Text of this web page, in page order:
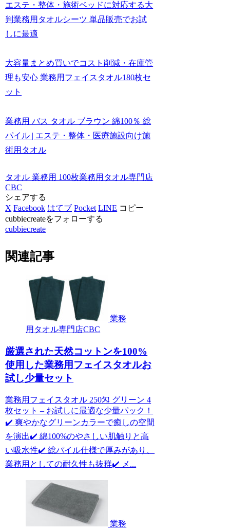
エステ・整体・施術ベッドに対応する大
判業務用タオルシーツ 単品販売でお試
しに最適
大容量まとめ買いでコスト削減・在庫管
理も安心 業務用フェイスタオル180枚セ
ット
業務用 バス タオル ブラウン 綿100％ 総
パイル | エステ・整体・医療施設向け施
術用タオル
タオル 業務用 100枚業務用タオル専門店
CBC
シェアする
X Facebook はてブ Pocket LINE コピー
cubbiecreateをフォローする
cubbiecreate
関連記事
業務
用タオル専門店CBC
厳選された天然コットンを100%
使用した業務用フェイスタオルお
試し少量セット
業務用フェイスタオル 250匁 グリーン 4
枚セット – お試しに最適な少量パック！
✔️ 爽やかなグリーンカラーで癒しの空間
を演出✔️ 綿100%のやさしい肌触りと高
い吸水性✔️ 総パイル仕様で厚みがあり、
業務用としての耐久性も抜群✔️ メ...
業務